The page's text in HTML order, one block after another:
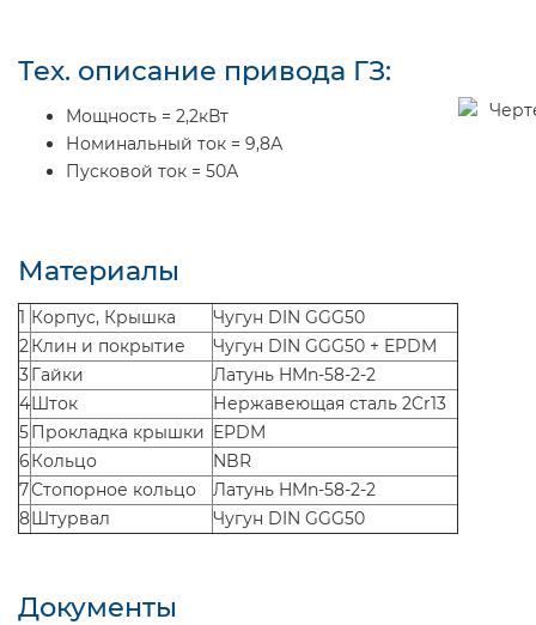
Тех. описание привода ГЗ:
Мощность = 2,2кВт
Номинальный ток = 9,8А
Пусковой ток = 50А
Материалы
1 Корпус, Крышка
Чугун DIN GGG50
2Клин и покрытие
Чугун DIN GGG50 + EPDM
3Гайки
Латунь HMn-58-2-2
4Шток
Нержавеющая сталь 2Cr13
5Прокладка крышки EPDM
6Кольцо
NBR
7Стопорное кольцо
Латунь HMn-58-2-2
8Штурвал Чугун DIN GGG50
Документы